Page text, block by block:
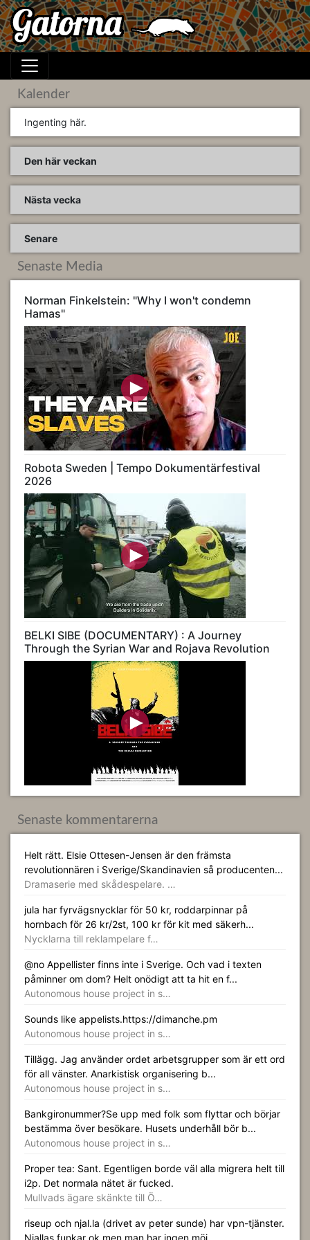
Kalender
Ingenting här.
Den här veckan
Nästa vecka
Senare
Senaste Media
Norman Finkelstein: "Why I won't condemn
Hamas"
Robota Sweden | Tempo Dokumentärfestival
2026
BELKI SIBE (DOCUMENTARY) : A Journey
Through the Syrian War and Rojava Revolution
Senaste kommentarerna
Helt rätt. Elsie Ottesen-Jensen är den främsta
revolutionnären i Sverige/Skandinavien så producenten...
Dramaserie med skådespelare. …
jula har fyrvägsnycklar för 50 kr, roddarpinnar på
hornbach för 26 kr/2st, 100 kr för kit med säkerh...
Nycklarna till reklampelare f…
@no Appellister finns inte i Sverige. Och vad i texten
påminner om dom? Helt onödigt att ta hit en f...
Autonomous house project in s…
Sounds like appelists.https://dimanche.pm
Autonomous house project in s…
Tillägg. Jag använder ordet arbetsgrupper som är ett ord
för all vänster. Anarkistisk organisering b...
Autonomous house project in s…
Bankgironummer?Se upp med folk som flyttar och börjar
bestämma över besökare. Husets underhåll bör b...
Autonomous house project in s…
Proper tea: Sant. Egentligen borde väl alla migrera helt till
i2p. Det normala nätet är fucked.
Mullvads ägare skänkte till Ö…
riseup och njal.la (drivet av peter sunde) har vpn-tjänster.
Njallas funkar ok men man har ingen möj...